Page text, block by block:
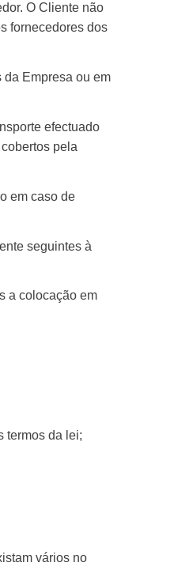
O Cliente não
fornecedores dos
da Empresa ou em
efectuado
pela
em caso de
seguintes à
a colocação em
termos da lei;
vários no